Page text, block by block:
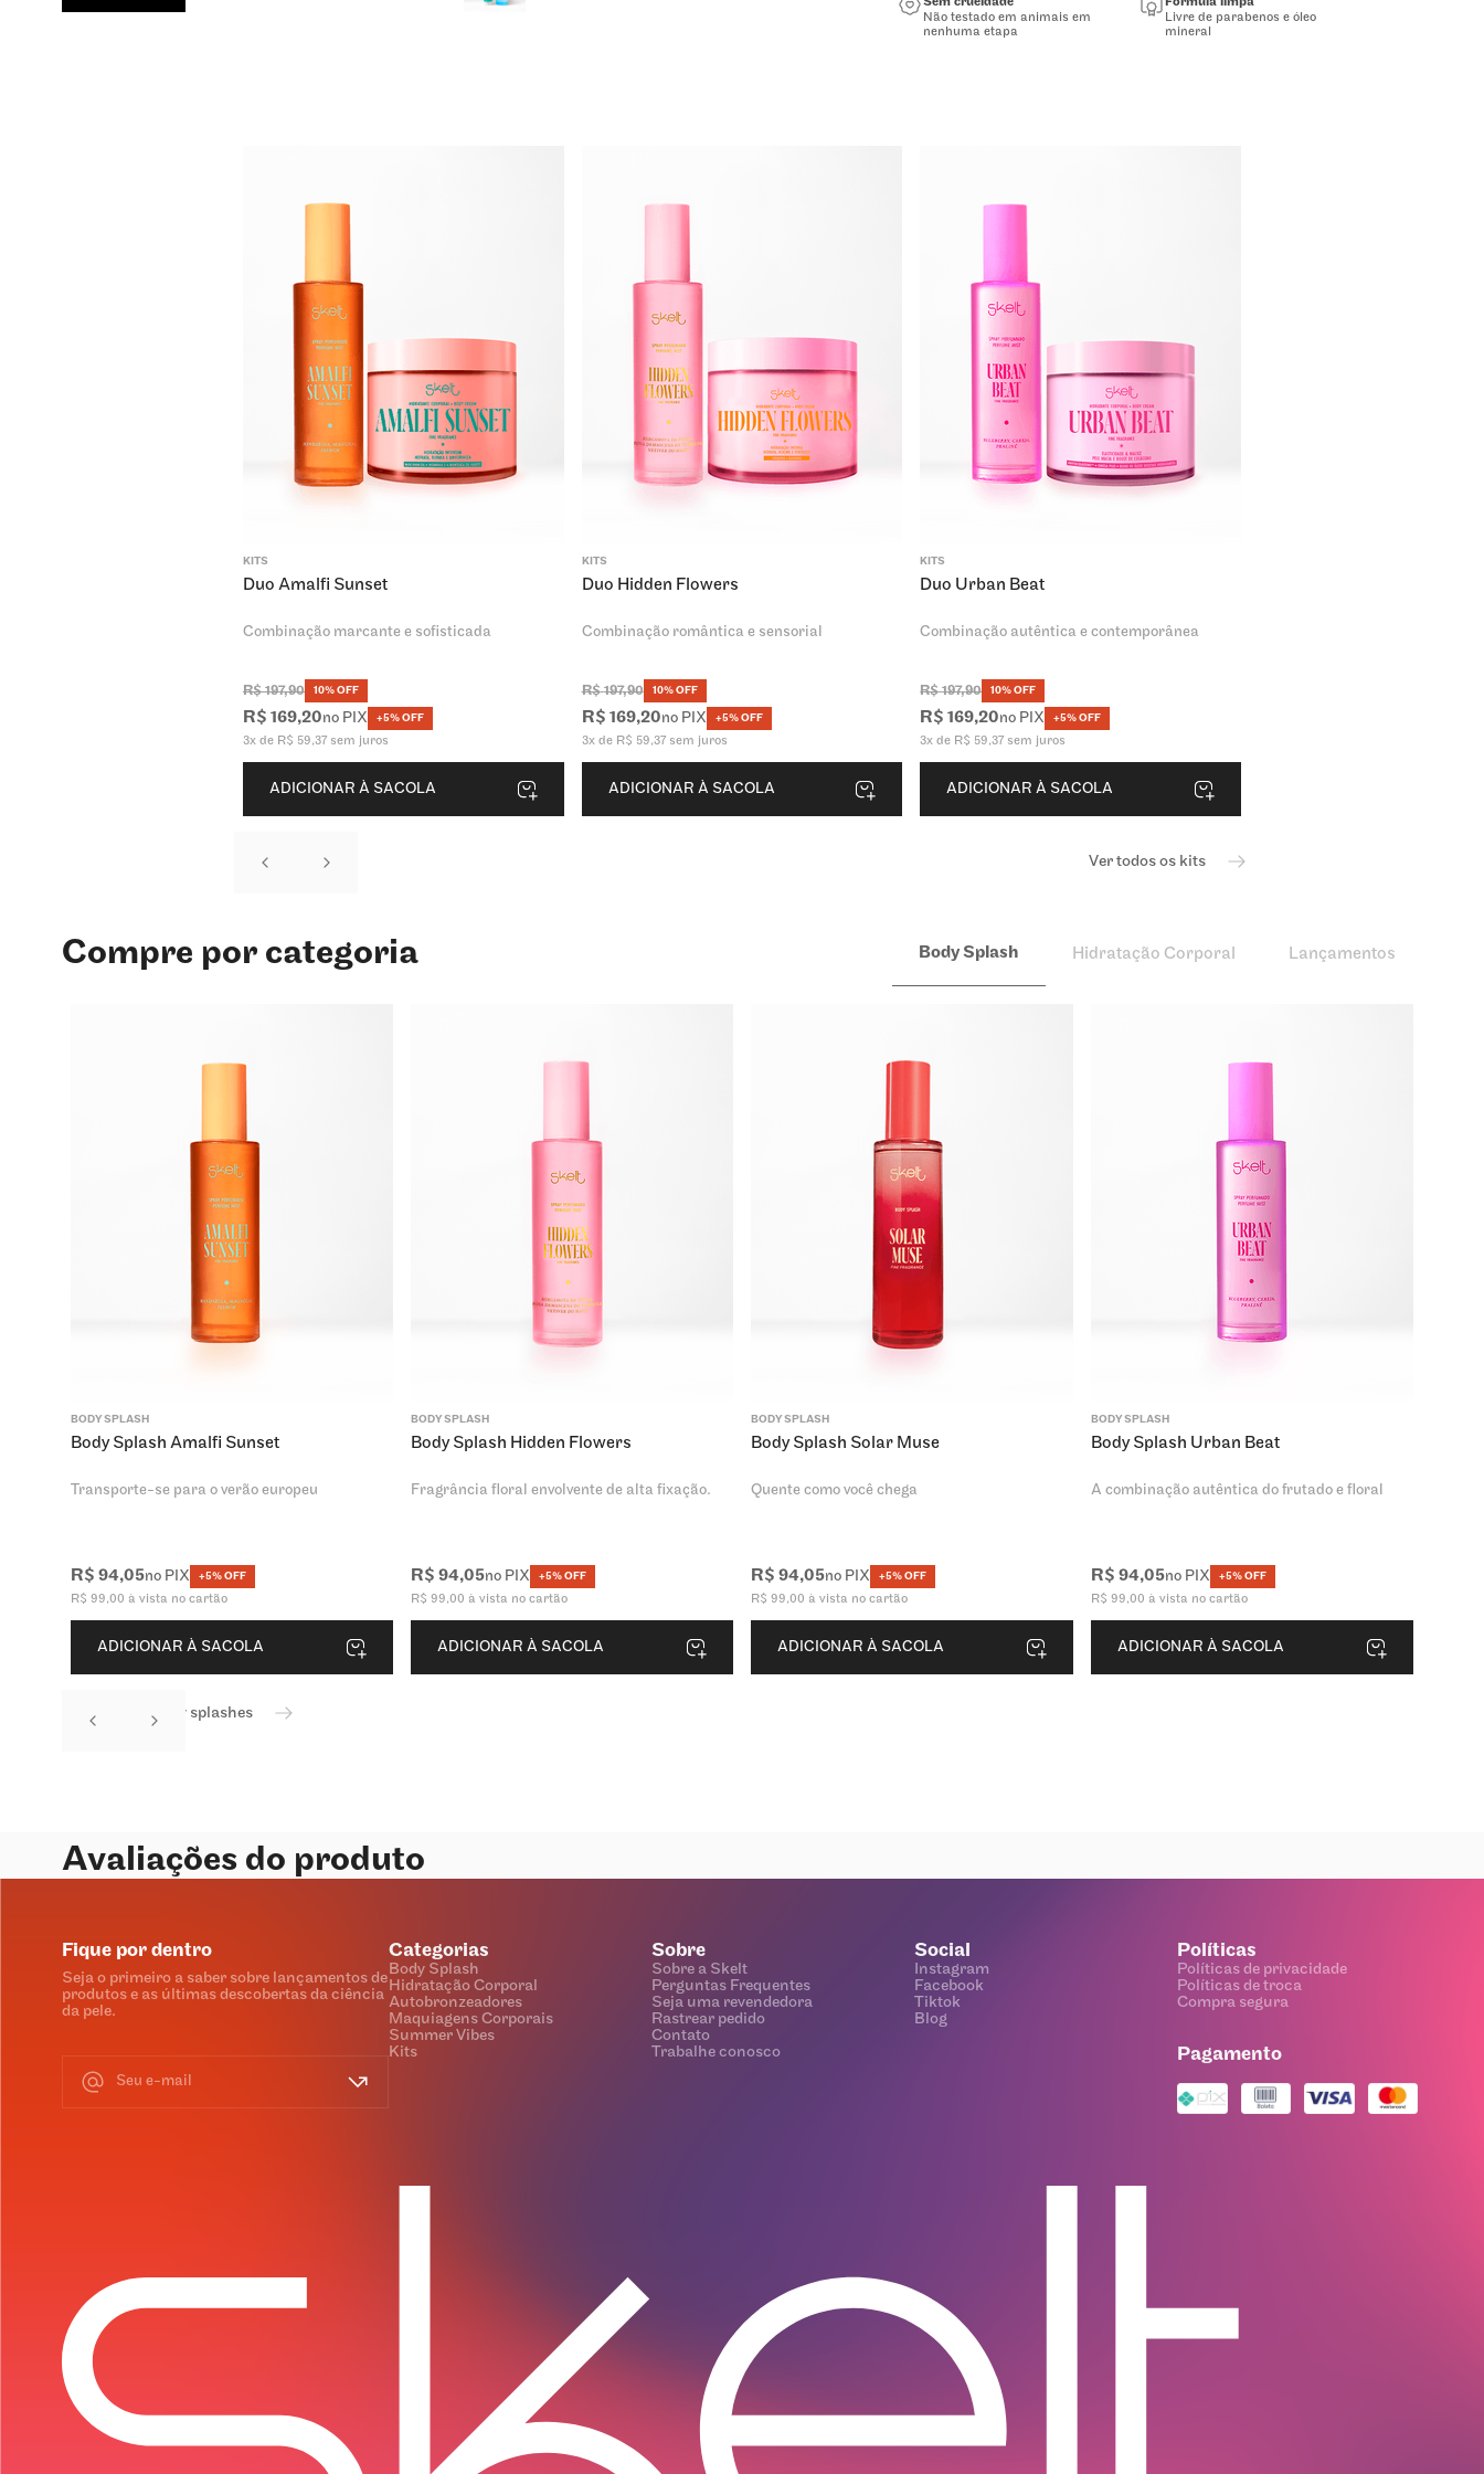
Não testado em animais em
nenhuma etapa
Livre de parabenos e óleo
mineral
Ver todos os kits
KITS
Duo Amalfi Sunset
Combinação marcante e sofisticada
R$ 197,90 10% OFF
R$ 169,20no PIX +5% OFF
3x de R$ 59,37sem juros
ADICIONAR À SACOLA
KITS
Duo Hidden Flowers
Combinação romântica e sensorial
R$ 197,90 10% OFF
R$ 169,20no PIX +5% OFF
3x de R$ 59,37sem juros
ADICIONAR À SACOLA
KITS
Duo Urban Beat
Combinação autêntica e contemporânea
R$ 197,90 10% OFF
R$ 169,20no PIX +5% OFF
3x de R$ 59,37 sem juros
ADICIONAR À SACOLA
Compre por categoria Body Splash Hidratação Corporal Lançamentos
BODY SPLASH
Body Splash Amalfi Sunset
Transporte-se para o verão europeu
R$ 94,05no PIX +5% OFF
R$ 99,00 à vista no cartão
ADICIONAR À SACOLA
BODY SPLASH
Body Splash Hidden Flowers
Fragrância floral envolvente de alta fixação.
R$ 94,05no PIX +5% OFF
R$ 99,00 à vista no cartão
ADICIONAR À SACOLA
BODY SPLASH
Body Splash Solar Muse
Quente como você chega
R$ 94,05no PIX +5% OFF
R$ 99,00 à vista no cartão
ADICIONAR À SACOLA
BODY SPLASH
Body Splash Urban Beat
A combinação autêntica do frutado e floral
R$ 94,05no PIX +5% OFF
R$ 99,00 à vista no cartão
ADICIONAR À SACOLA
Ver todos os body splashes
Avaliações do produto
Fique por dentro
Seja o primeiro a saber sobre lançamentos de
produtos e as últimas descobertas da ciência
da pele.
Categorias
Body Splash
Hidratação Corporal
Autobronzeadores
Maquiagens Corporais
Summer Vibes
Kits
Sobre
Sobre a Skelt
Perguntas Frequentes
Seja uma revendedora
Rastrear pedido
Contato
Trabalhe conosco
Social
Instagram
Facebook
Tiktok
Blog
Políticas
Políticas de privacidade
Políticas de troca
Compra segura
Pagamento